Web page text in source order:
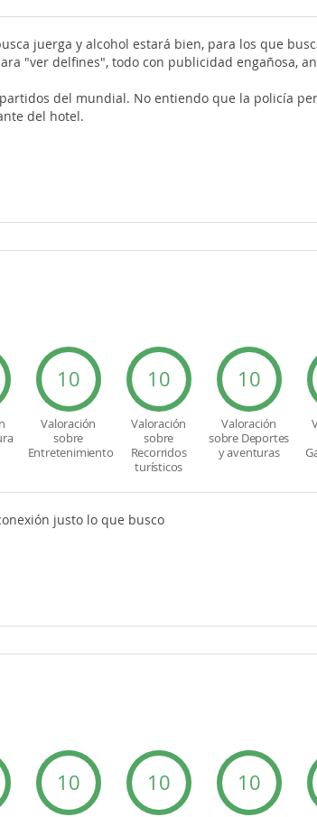
juerga y alcohol estará bien, para los que
"ver delfines", todo con publicidad engañosa,
del mundial. No entiendo que la policía
del hotel.
10
Valoración
sobre
Entretenimiento
10
Valoración
sobre
Recorridos
turísticos
10
Valoración
sobre Deportes
y aventuras
justo lo que busco
10 10 10